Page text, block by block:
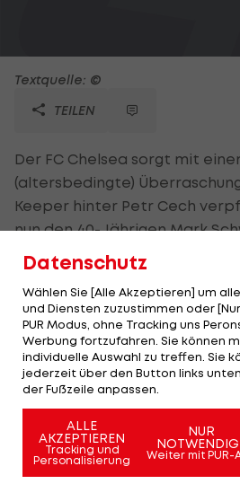
Textquelle: ©
TEILEN
Der FC Chelsea sorgt mit
(altersbedingte)
Keeper hinter Petr Cech
nun den 40-Jährigen Mark
Der Australier stand zuletzt
Vertrag und absolvierte für die
Spiele. "Ein phänomenaler
über seinen neuen
nicht groß überzeugen."
Turnbull und Hilaro hatte
Goalie im Kader.
Mehr zum Thema
Datenschutz
Wählen Sie [Alle Akzeptieren] um
und Diensten zuzustimmen oder
PUR Modus, ohne Tracking uns
Werbung fortzufahren. Sie können
individuelle Auswahl zu treffen. Sie
jederzeit über den Button links
der Fußzeile anpassen.
ALLE
AKZEPTIEREN
Tracking und
Personalisierung
NUR
Weiter mit PUR-